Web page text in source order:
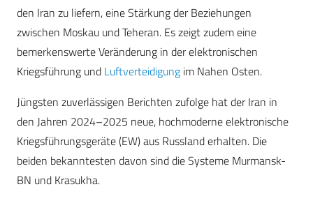
den Iran zu liefern, eine Stärkung der Beziehungen
zwischen Moskau und Teheran. Es zeigt zudem eine
bemerkenswerte Veränderung in der elektronischen
Kriegsführung und Luftverteidigung im Nahen Osten.
Jüngsten zuverlässigen Berichten zufolge hat der Iran in
den Jahren 2024–2025 neue, hochmoderne elektronische
Kriegsführungsgeräte (EW) aus Russland erhalten. Die
beiden bekanntesten davon sind die Systeme Murmansk-
BN und Krasukha.